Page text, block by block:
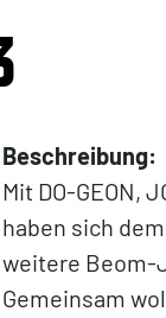
Beschreibung:
Mit DO-GEON,
haben sich
weitere Beom-
Gemeinsam